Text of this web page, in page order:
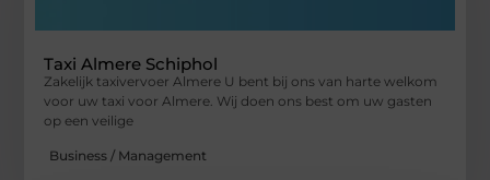
Taxi Almere Schiphol
Zakelijk taxivervoer Almere U bent bij ons van harte welkom
voor uw taxi voor Almere. Wij doen ons best om uw gasten
op een veilige
Business / Management